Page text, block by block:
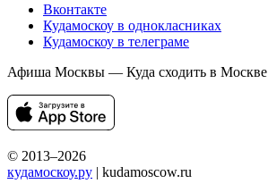
Вконтакте
Кудамоскоу в однокласниках
Кудамоскоу в телеграме
Афиша Москвы — Куда сходить в Москве
© 2013–2026
кудамоскоу.ру | kudamoscow.ru